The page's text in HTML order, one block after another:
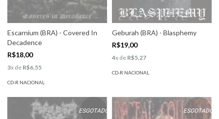
Escarnium (BRA) - Covered In
Decadence
R$18,00
3x de R$6,55
CD-R NACIONAL
Geburah (BRA) - Blasphemy
R$19,00
4x de R$5,27
CD-R NACIONAL
ESGOTADO ESGOTADO